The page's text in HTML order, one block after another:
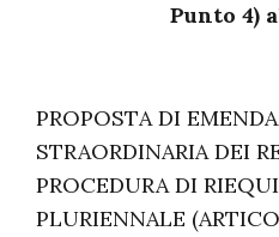
Punto 4)
PROPOSTA DI
STRAORDINARIA DEI
PROCEDURA DI
PLURIENNALE